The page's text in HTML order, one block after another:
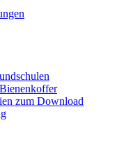
zum Download